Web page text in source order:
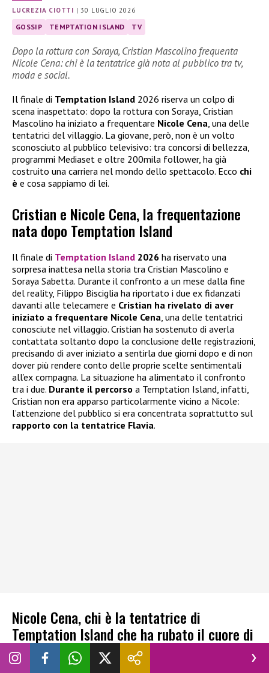
LUCREZIA CIOTTI |30 LUGLIO 2026
GOSSIP TEMPTATION ISLAND TV
Dopo la rottura con Soraya, Cristian Mascolino frequenta
Nicole Cena: chi è la tentatrice già nota al pubblico tra tv,
moda e social.
Il finale di Temptation Island 2026 riserva un colpo di
scena inaspettato: dopo la rottura con Soraya, Cristian
Mascolino ha iniziato a frequentare Nicole Cena, una delle
tentatrici del villaggio. La giovane, però, non è un volto
sconosciuto al pubblico televisivo: tra concorsi di bellezza,
programmi Mediaset e oltre 200mila follower, ha già
costruito una carriera nel mondo dello spettacolo. Ecco chi
è e cosa sappiamo di lei.
Cristian e Nicole Cena, la frequentazione
nata dopo Temptation Island
Il finale di Temptation Island 2026 ha riservato una
sorpresa inattesa nella storia tra Cristian Mascolino e
Soraya Sabetta. Durante il confronto a un mese dalla fine
del reality, Filippo Bisciglia ha riportato i due ex fidanzati
davanti alle telecamere e Cristian ha rivelato di aver
iniziato a frequentare Nicole Cena , una delle tentatrici
conosciute nel villaggio. Cristian ha sostenuto di averla
contattata soltanto dopo la conclusione delle registrazioni,
precisando di aver iniziato a sentirla due giorni dopo e di non
dover più rendere conto delle proprie scelte sentimentali
all’ex compagna. La situazione ha alimentato il confronto
tra i due. Durante il percorso a Temptation Island, infatti,
Cristian non era apparso particolarmente vicino a Nicole:
l’attenzione del pubblico si era concentrata soprattutto sul
rapporto con la tentatrice Flavia.
Nicole Cena, chi è la tentatrice di
Temptation Island che ha rubato il cuore di
Cristian